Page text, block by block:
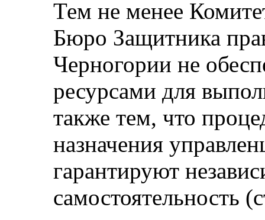
Тем не менее
Бюро Защитника
Черногории не
ресурсами для
также тем, что
назначения
гарантируют
самостоятельность